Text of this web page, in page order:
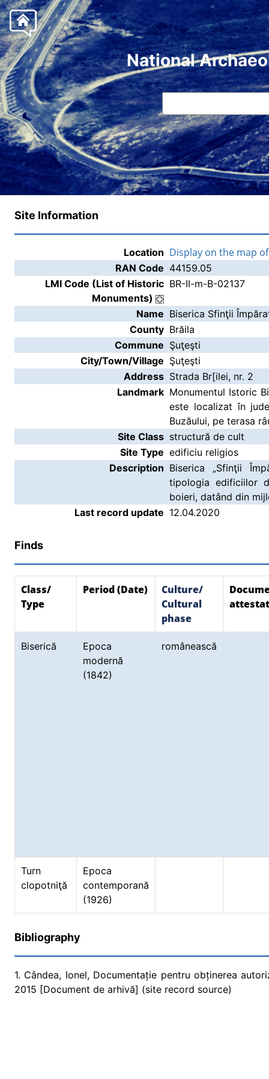
National
Site Information
Location Display on the map
RAN Code 44159.05
LMI Code (List of Historic
Monuments)
BR-II-m-B-02137
Name Biserica Sfinţii
County Brăila
Commune Şuţeşti
City/Town/Village Şuţeşti
Address Strada Br[ilei, nr. 2
Landmark Monumentul Istoric
este localizat în
Buzăului, pe terasa
Site Class structură de cult
Site Type edificiu religios
Description Biserica „Sfinţii
tipologia edificiilor
boieri, datând din
Last record update 12.04.2020
Finds
Class/
Type
Period (Date)
Culture/
Cultural
phase
Biserică
Epoca
modernă
(1842)
românească
Turn
clopotniţă
Epoca
contemporană
(1926)
Bibliography
1. Cândea, Ionel, Documentație pentru obținerea
2015 [Document de arhivă] (site record source)